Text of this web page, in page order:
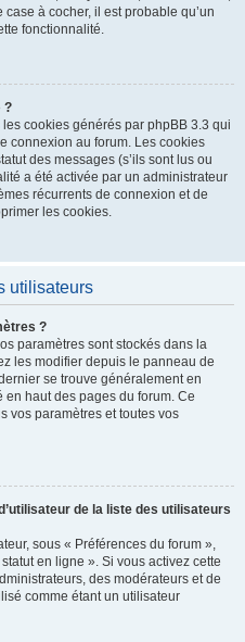
à cocher, il est probable qu’un
fonctionnalité.
?
cookies générés par phpBB 3.3 qui
connexion au forum. Les cookies
des messages (s’ils sont lus ou
a été activée par un administrateur
récurrents de connexion et de
les cookies.
utilisateurs
?
paramètres sont stockés dans la
les modifier depuis le panneau de
se trouve généralement en
en haut des pages du forum. Ce
vos paramètres et toutes vos
de la liste des utilisateurs
sous « Préférences du forum »,
en ligne ». Si vous activez cette
des modérateurs et de
comme étant un utilisateur